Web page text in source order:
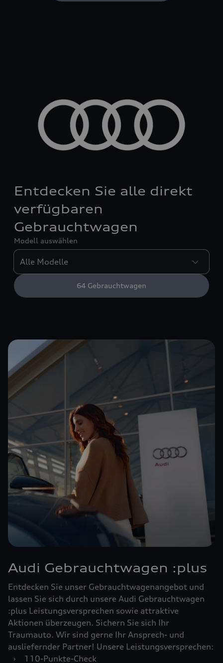
Entdecken Sie alle direkt
verfügbaren
Gebrauchtwagen
Modell auswählen
64 Gebrauchtwagen
Audi Gebrauchtwagen :plus
Entdecken Sie unser Gebrauchtwagenangebot und
lassen Sie sich durch unsere Audi Gebrauchtwagen
:plus Leistungsversprechen sowie attraktive
Aktionen überzeugen. Sichern Sie sich Ihr
Traumauto. Wir sind gerne Ihr Ansprech- und
ausliefernder Partner! Unsere Leistungsversprechen:
›
110-Punkte-Check